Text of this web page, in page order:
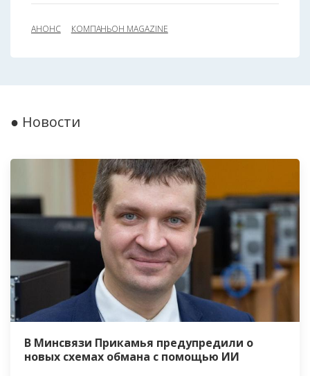
АНОНС КОМПАНЬОН MAGAZINE
● Новости
В Минсвязи Прикамья предупредили о
новых схемах обмана с помощью ИИ